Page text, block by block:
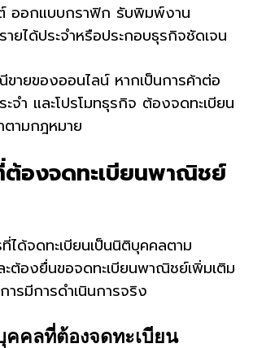
ต์ ออกแบบกราฟิก รับพิมพ์งาน
ยได้ประจำหรือประกอบธุรกิจชัดเจน
ายของออนไลน์ หากเป็นการค้าต่อ
ะจำ และโปรโมทธุรกิจ ต้องจดทะเบียน
ามกฎหมาย
ต้องจดทะเบียนพาณิชย์
ได้จดทะเบียนเป็นนิติบุคคลตาม
ต้องยื่นขอจดทะเบียนพาณิชย์เพิ่มเติม
รมีการดำเนินการจริง
คคลที่ต้องจดทะเบียน